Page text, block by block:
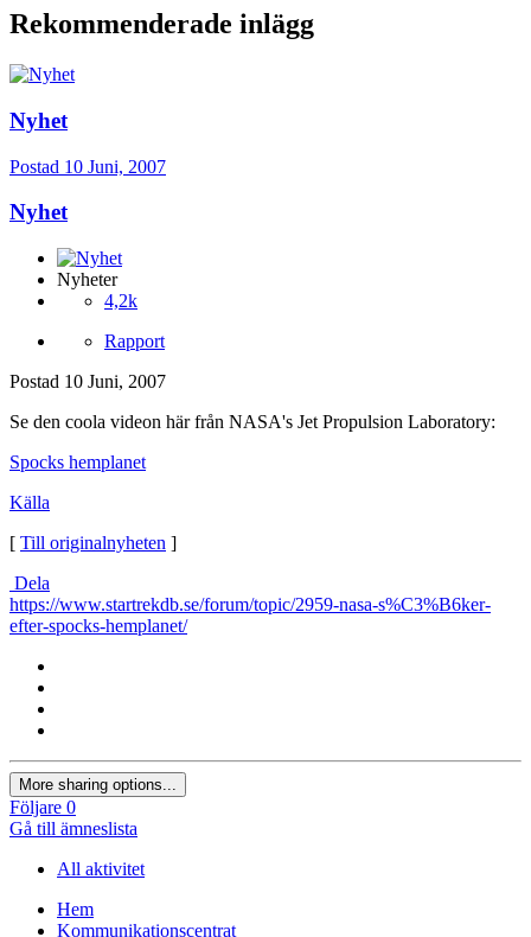
Rekommenderade inlägg
Nyhet
Postad 10 Juni, 2007
Nyhet
Nyheter
4,2k
Rapport
Postad 10 Juni, 2007
Se den coola videon här från NASA's Jet Propulsion Laboratory:
Spocks hemplanet
Källa
[ Till originalnyheten ]
Dela
https://www.startrekdb.se/forum/topic/2959-nasa-s%C3%B6ker-
efter-spocks-hemplanet/
More sharing options...
Följare 0
Gå till ämneslista
All aktivitet
Hem
Kommunikationscentrat